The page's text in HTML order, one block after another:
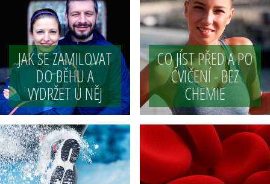
JAK SE ZAMILOVAT
DO BĚHU A
VYDRŽET U NĚJ
CO JÍST PŘED A PO
CVIČENÍ - BEZ
CHEMIE